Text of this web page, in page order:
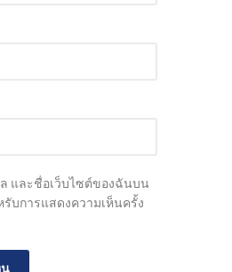
และชื่อเว็บไซต์ของฉันบน
รับการแสดงความเห็นครั้ง